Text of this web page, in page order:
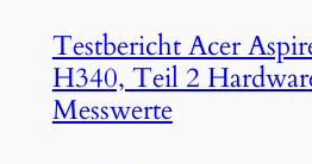
Testbericht Acer
H340, Teil 2
Messwerte